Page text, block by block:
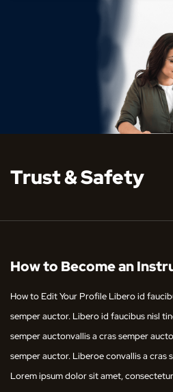
Trust & Safety
How to Become an
How to Edit Your Profile Libero id
semper auctor. Libero id faucibus nisl
semper auctonvallis a cras semper
semper auctor. Liberoe convallis a cras
Lorem ipsum dolor sit amet,